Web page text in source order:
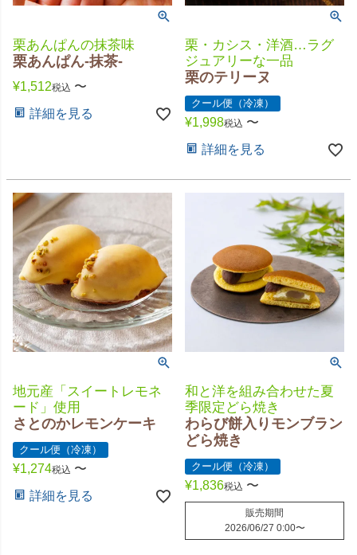
栗あんぱんの抹茶味
栗あんぱん-抹茶-
¥1,512税込 〜
詳細を見る
栗・カシス・洋酒…ラグ
ジュアリーな一品
栗のテリーヌ
クール便（冷凍）
¥1,998税込 〜
詳細を見る
地元産「スイートレモネ
ード」使用
さとのかレモンケーキ
クール便（冷凍）
¥1,274税込 〜
詳細を見る
和と洋を組み合わせた夏
季限定どら焼き
わらび餅入りモンブラン
どら焼き
クール便（冷凍）
¥1,836税込 〜
販売期間
2026/06/27 0:00〜